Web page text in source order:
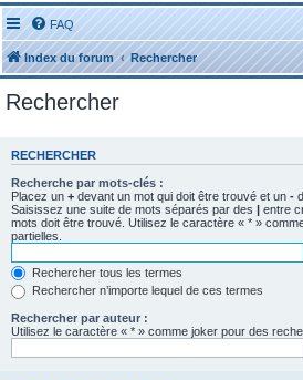
FAQ
Index du forum Rechercher
Rechercher
RECHERCHER
Recherche par mots-clés :
Placez un + devant un mot qui doit être trouvé et un -
Saisissez une suite de mots séparés par des | entre
mots doit être trouvé. Utilisez le caractère « * »
partielles.
Rechercher tous les termes
Rechercher n’importe lequel de ces termes
Rechercher par auteur :
Utilisez le caractère « * » comme joker pour des